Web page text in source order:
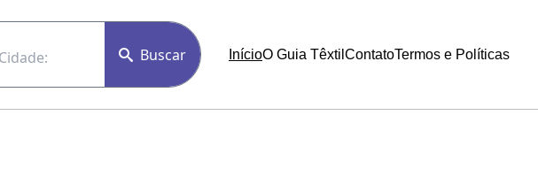
Buscar
InícioO Guia Têxtil ContatoTermos e Políticas